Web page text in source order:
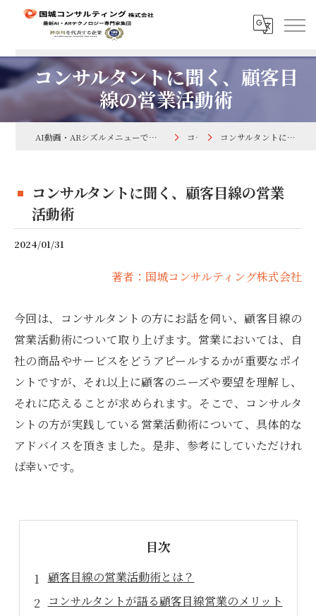
コンサルタントに聞く、顧客目
線の営業活動術
AI動画・ARシズルメニューで集客するなら国城コンサルティング株式会社 コラム コンサルタントに聞く、顧客目線の営業活動術
コンサルタントに聞く、顧客目線の営業
活動術
2024/01/31
著者：国城コンサルティング株式会社
今回は、コンサルタントの方にお話を伺い、顧客目線の
営業活動術について取り上げます。営業においては、自
社の商品やサービスをどうアピールするかが重要なポイ
ントですが、それ以上に顧客のニーズや要望を理解し、
それに応えることが求められます。そこで、コンサルタ
ントの方が実践している営業活動術について、具体的な
アドバイスを頂きました。是非、参考にしていただけれ
ば幸いです。
目次
顧客目線の営業活動術とは？
コンサルタントが語る顧客目線営業のメリット